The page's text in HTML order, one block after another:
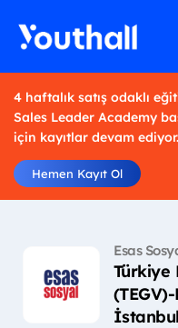
4 haftalık satış odaklı
Sales Leader Academy
için kayıtlar devam ediyor.
Hemen Kayıt Ol
Esas
Türkiye